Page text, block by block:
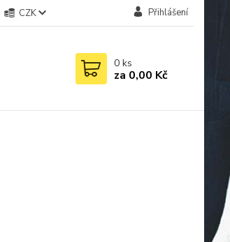
CZK Přihlášení
0 ks
za 0,00 Kč